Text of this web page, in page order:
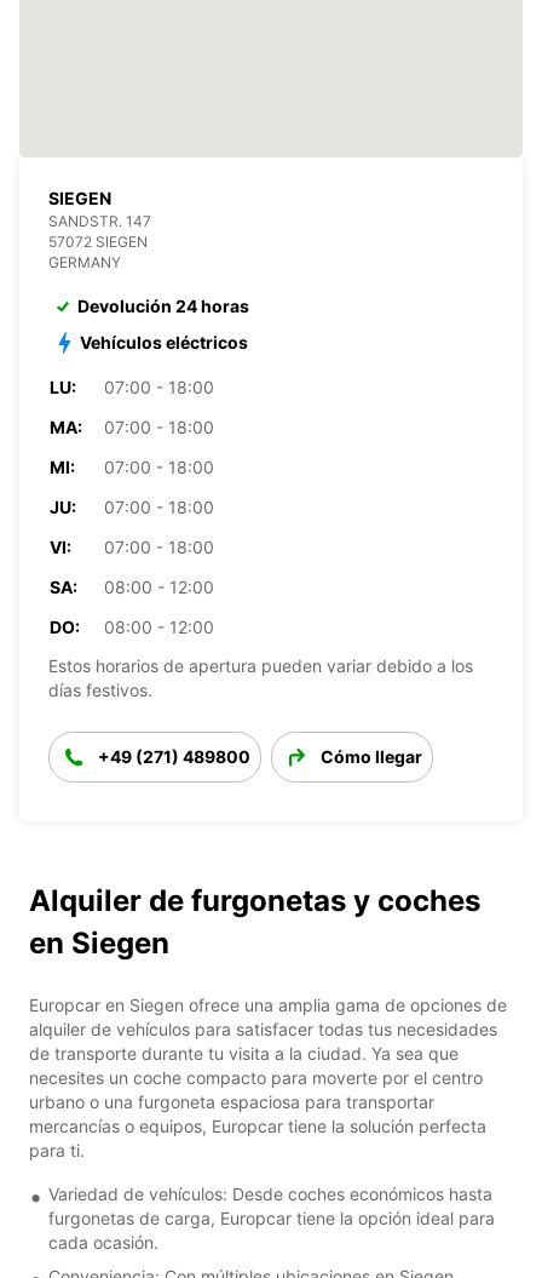
SIEGEN
SANDSTR. 147
57072 SIEGEN
GERMANY
Devolución 24 horas
Vehículos eléctricos
LU:
07:00 - 18:00
MA:
07:00 - 18:00
MI:
07:00 - 18:00
JU:
07:00 - 18:00
VI:
07:00 - 18:00
SA:
08:00 - 12:00
DO:
08:00 - 12:00
Estos horarios de apertura pueden variar debido a los
días festivos.
+49 (271) 489800 Cómo llegar
Alquiler de furgonetas y coches
en Siegen
Europcar en Siegen ofrece una amplia gama de opciones de
alquiler de vehículos para satisfacer todas tus necesidades
de transporte durante tu visita a la ciudad. Ya sea que
necesites un coche compacto para moverte por el centro
urbano o una furgoneta espaciosa para transportar
mercancías o equipos, Europcar tiene la solución perfecta
para ti.
Variedad de vehículos: Desde coches económicos hasta
furgonetas de carga, Europcar tiene la opción ideal para
cada ocasión.